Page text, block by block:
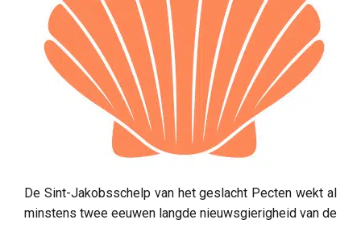
De Sint-Jakobsschelp van het geslacht Pecten wekt al
minstens twee eeuwen langde nieuwsgierigheid van de